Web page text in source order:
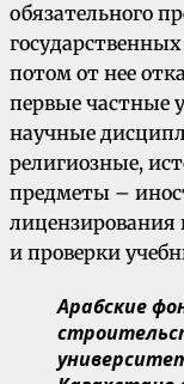
обязательного
потом от нее
первые частные
научные
религиозные,
предметы –
лицензирования
и проверки
Арабские